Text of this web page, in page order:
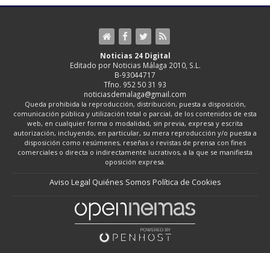
Noticias 24 Digital
Editado por Noticias Málaga 2010, S.L.
B-93044717
Tfno. 952 50 31 93
noticiasdemalaga@gmail.com
Queda prohibida la reproducción, distribución, puesta a disposición,
comunicación pública y utilización total o parcial, de los contenidos de esta
web, en cualquier forma o modalidad, sin previa, expresa y escrita
autorización, incluyendo, en particular, su mera reproducción y/o puesta a
disposición como resúmenes, reseñas o revistas de prensa con fines
comerciales o directa o indirectamente lucrativos, a la que se manifiesta
oposición expresa.
Aviso Legal Quiénes Somos Política de Cookies